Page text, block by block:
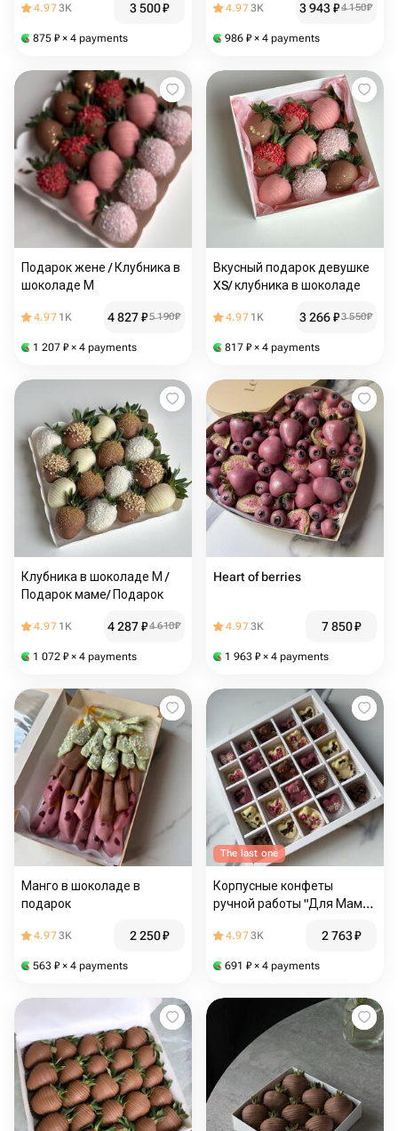
4.973K 3 500₽
875 ₽ × 4 payments
4.973K 3 943₽4 150₽
986 ₽ × 4 payments
Подарок жене / Клубника в
шоколаде М
4.97 1K 4 827₽5 190₽
1 207 ₽ × 4 payments
Вкусный подарок девушке
XS/ клубника в шоколаде
4.97 1K 3 266₽3 550₽
817 ₽ × 4 payments
Клубника в шоколаде М /
Подарок маме/ Подарок
4.97 1K 4 287₽4 610₽
1 072 ₽ × 4 payments
Heart of berries
4.973K 7 850₽
1 963 ₽ × 4 payments
Манго в шоколаде в
подарок
4.973K 2 250₽
563 ₽ × 4 payments
The last one
Корпусные конфеты
ручной работы "Для Мамы"
шоколада
4.973K 2 763₽
691 ₽ × 4 payments